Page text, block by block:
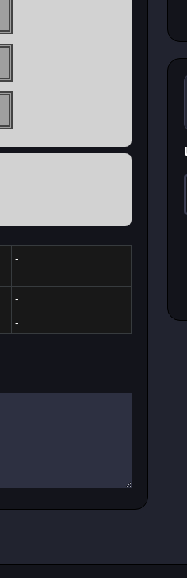
-
-
-